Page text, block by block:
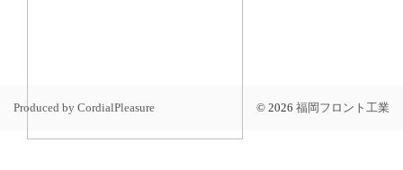
Produced by CordialPleasure © 2026 福岡フロント工業